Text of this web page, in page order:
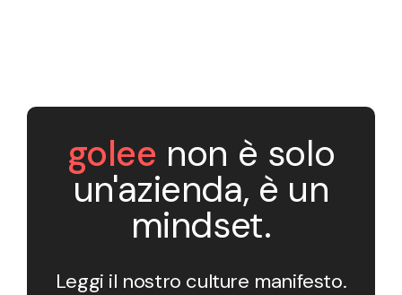
golee non è solo
un'azienda, è un
mindset.
Leggi il nostro culture manifesto.